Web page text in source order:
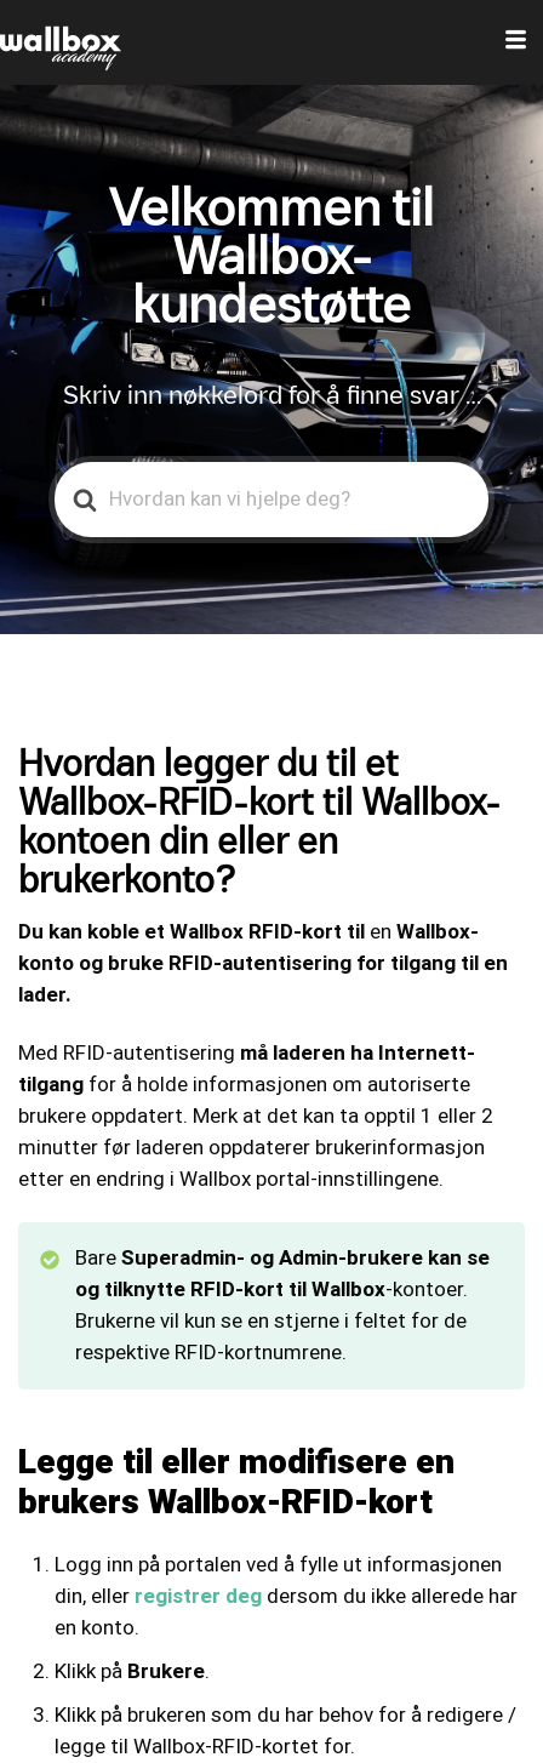
Velkommen til
Wallbox-
kundestøtte
Skriv inn nøkkelord for å finne svar …
Search
For
Hvordan legger du til et
Wallbox-RFID-kort til Wallbox-
kontoen din eller en
brukerkonto?
Du kan koble et Wallbox RFID-kort til en Wallbox-
konto og bruke RFID-autentisering for tilgang til en
lader.
Med RFID-autentisering må laderen ha Internett-
tilgang for å holde informasjonen om autoriserte
brukere oppdatert. Merk at det kan ta opptil 1 eller 2
minutter før laderen oppdaterer brukerinformasjon
etter en endring i Wallbox portal-innstillingene.
BareSuperadmin- og Admin-brukere kan se
og tilknytte RFID-kort til Wallbox-kontoer.
Brukerne vil kun se en stjerne i feltet for de
respektive RFID-kortnumrene.
Legge til eller modifisere en
brukers Wallbox-RFID-kort
Logg inn på portalen ved å fylle ut informasjonen
din, eller registrer deg dersom du ikke allerede har
en konto.
Klikk på Brukere.
Klikk på brukeren som du har behov for å redigere /
legge til Wallbox-RFID-kortet for.